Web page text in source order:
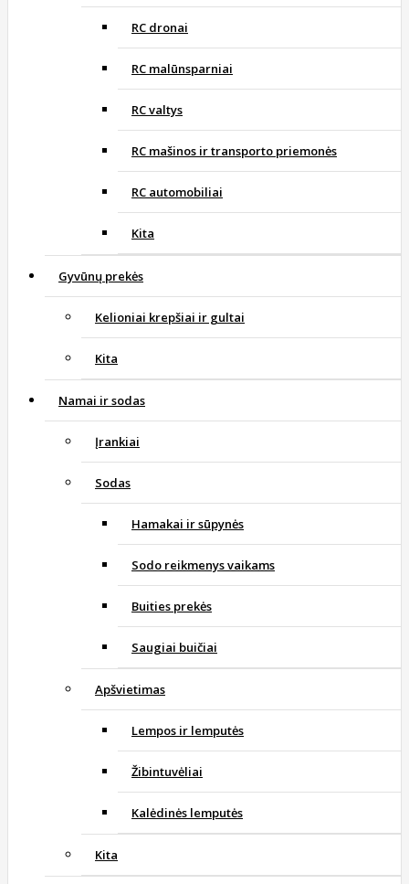
RC dronai
RC malūnsparniai
RC valtys
RC mašinos ir transporto priemonės
RC automobiliai
Kita
Gyvūnų prekės
Kelioniai krepšiai ir gultai
Kita
Namai ir sodas
Įrankiai
Sodas
Hamakai ir sūpynės
Sodo reikmenys vaikams
Buities prekės
Saugiai buičiai
Apšvietimas
Lempos ir lemputės
Žibintuvėliai
Kalėdinės lemputės
Kita